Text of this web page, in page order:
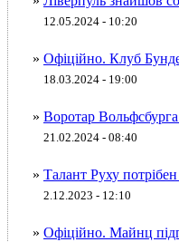
12.05.2024 - 10:20
» Офіційно. Клуб
18.03.2024 - 19:00
» Воротар
21.02.2024 - 08:40
» Талант Руху
2.12.2023 - 12:10
» Офіційно. Майнц